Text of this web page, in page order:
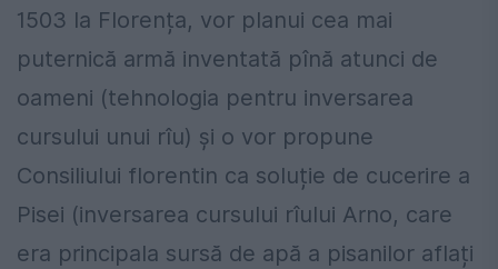
1503 la Florența, vor planui cea mai
puternică armă inventată pînă atunci de
oameni (tehnologia pentru inversarea
cursului unui rîu) și o vor propune
Consiliului florentin ca soluție de cucerire a
Pisei (inversarea cursului rîului Arno, care
era principala sursă de apă a pisanilor aflați